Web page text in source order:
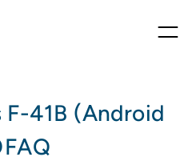
F-41B (Android